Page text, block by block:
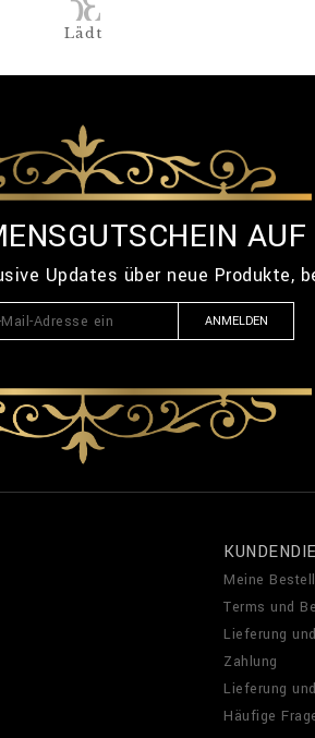
Lädt
Updates über neue Produkte,
ANMELDEN
Meine
Terms und
Lieferung
Zahlung
Lieferung
Häufige